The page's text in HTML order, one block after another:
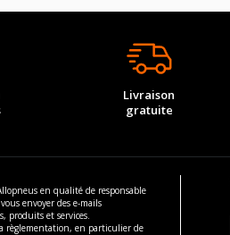
Livraison
gratuite
en qualité de responsable
envoyer des e-mails
produits et services.
règlementation, en particulier de